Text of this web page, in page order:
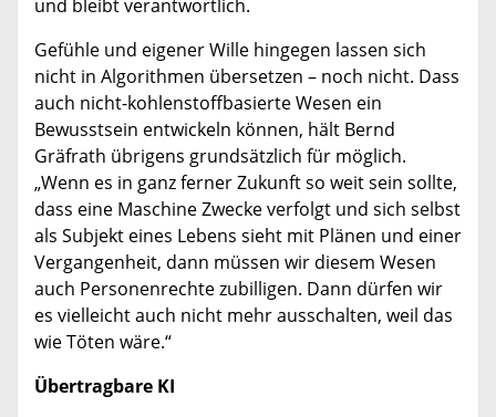
und bleibt verantwortlich.
Gefühle und eigener Wille hingegen lassen sich
nicht in Algorithmen übersetzen – noch nicht. Dass
auch nicht-kohlenstoffbasierte Wesen ein
Bewusstsein entwickeln können, hält Bernd
Gräfrath übrigens grundsätzlich für möglich.
„Wenn es in ganz ferner Zukunft so weit sein sollte,
dass eine Maschine Zwecke verfolgt und sich selbst
als Subjekt eines Lebens sieht mit Plänen und einer
Vergangenheit, dann müssen wir diesem Wesen
auch Personenrechte zubilligen. Dann dürfen wir
es vielleicht auch nicht mehr ausschalten, weil das
wie Töten wäre.“
Übertragbare KI